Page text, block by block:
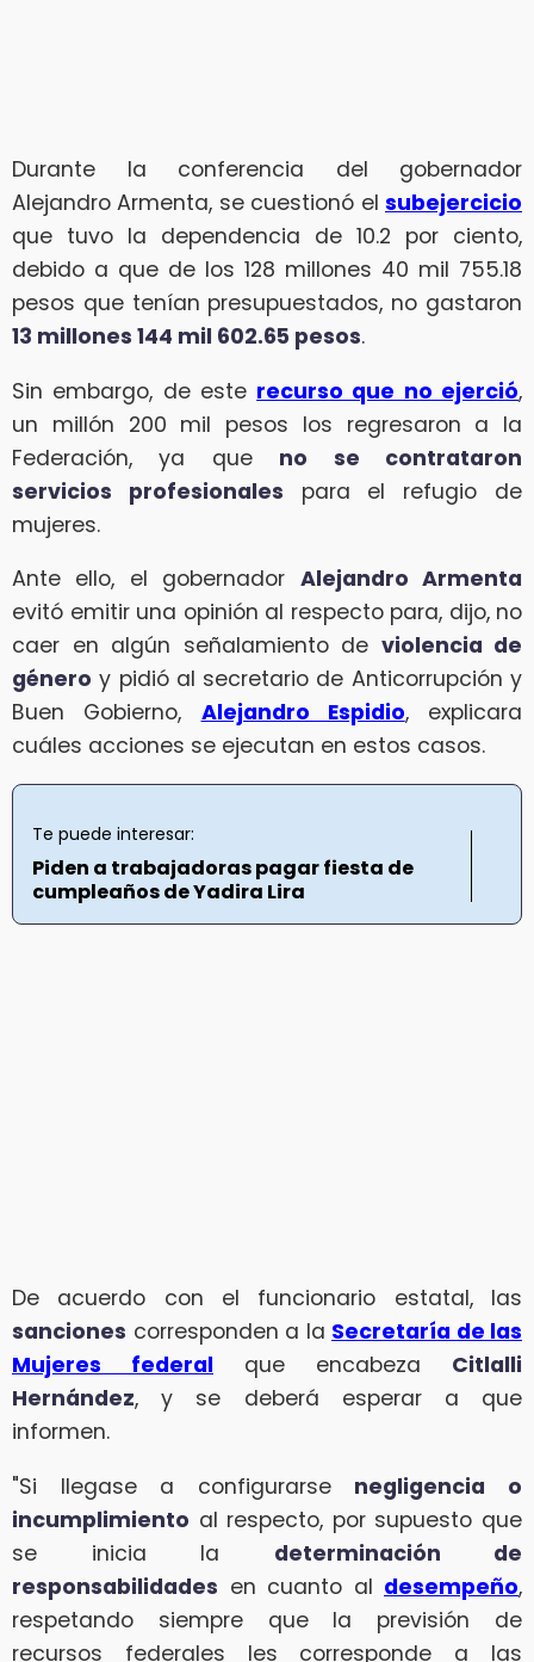
Durante la conferencia del gobernador
Alejandro Armenta, se cuestionó el subejercicio
que tuvo la dependencia de 10.2 por ciento,
debido a que de los 128 millones 40 mil 755.18
pesos que tenían presupuestados, no gastaron
13 millones 144 mil 602.65 pesos.
Sin embargo, de este recurso que no ejerció,
un millón 200 mil pesos los regresaron a la
Federación, ya que no se contrataron
servicios profesionales para el refugio de
mujeres.
Ante ello, el gobernador Alejandro Armenta
evitó emitir una opinión al respecto para, dijo, no
caer en algún señalamiento de violencia de
género y pidió al secretario de Anticorrupción y
Buen Gobierno, Alejandro Espidio, explicara
cuáles acciones se ejecutan en estos casos.
Te puede interesar:
Piden a trabajadoras pagar fiesta de
cumpleaños de Yadira Lira
De acuerdo con el funcionario estatal, las
sanciones corresponden a la Secretaría de las
Mujeres federal que encabeza Citlalli
Hernández, y se deberá esperar a que
informen.
"Si llegase a configurarse negligencia o
incumplimiento al respecto, por supuesto que
se inicia la determinación de
responsabilidades en cuanto al desempeño,
respetando siempre que la previsión de
recursos federales les corresponde a las